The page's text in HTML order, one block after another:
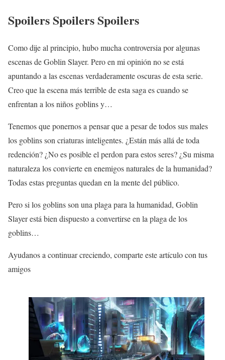
Spoilers Spoilers Spoilers
Como dije al principio, hubo mucha controversia por algunas
escenas de Goblin Slayer. Pero en mi opinión no se está
apuntando a las escenas verdaderamente oscuras de esta serie.
Creo que la escena más terrible de esta saga es cuando se
enfrentan a los niños goblins y…
Tenemos que ponernos a pensar que a pesar de todos sus males
los goblins son criaturas inteligentes. ¿Están más allá de toda
redención? ¿No es posible el perdon para estos seres? ¿Su misma
naturaleza los convierte en enemigos naturales de la humanidad?
Todas estas preguntas quedan en la mente del público.
Pero si los goblins son una plaga para la humanidad, Goblin
Slayer está bien dispuesto a convertirse en la plaga de los
goblins…
Ayudanos a continuar creciendo, comparte este artículo con tus
amigos